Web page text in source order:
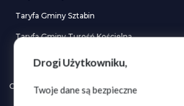
Drogi Użytkowniku,
Twoje dane są bezpieczne
Taryfa Gminy Sztabin
Taryfa Gminy Turośń Kościelna
Taryfa Gminy Wizna
OCENA SANITARNA WODY